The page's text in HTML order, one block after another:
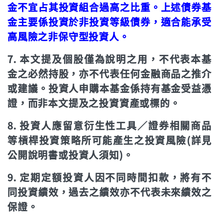
金不宜占其投資組合過高之比重。上述債券基
金主要係投資於非投資等級債券，適合能承受
高風險之非保守型投資人。
7. 本文提及個股僅為說明之用，不代表本基
金之必然持股，亦不代表任何金融商品之推介
或建議。投資人申購本基金係持有基金受益憑
證，而非本文提及之投資資產或標的。
8. 投資人應留意衍生性工具／證券相關商品
等槓桿投資策略所可能產生之投資風險(詳見
公開說明書或投資人須知)。
9. 定期定額投資人因不同時間扣款，將有不
同投資績效，過去之績效亦不代表未來績效之
保證。